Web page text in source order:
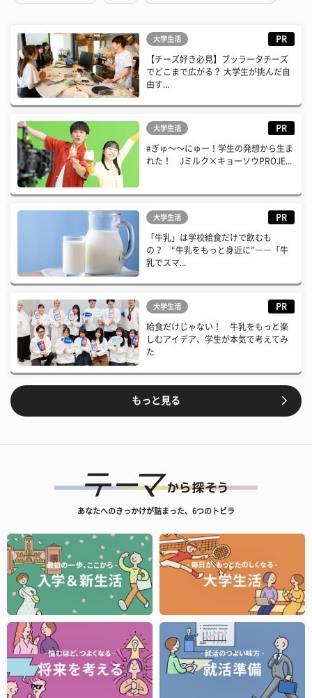
大学生活 PR
【チーズ好き必見】ブッラータチーズ
でどこまで広がる？ 大学生が挑んだ自
由す...
大学生活 PR
#ぎゅ〜〜にゅー！学生の発想から生ま
れた！ Jミルク×キョーソウPROJE...
大学生活 PR
「牛乳」は学校給食だけで飲むも
の？ “牛乳をもっと身近に”――「牛
乳でスマ...
大学生活 PR
給食だけじゃない！ 牛乳をもっと楽
しむアイデア、学生が本気で考えてみ
た
もっと見る
あなたへのきっかけが詰まった、6つのトビラ